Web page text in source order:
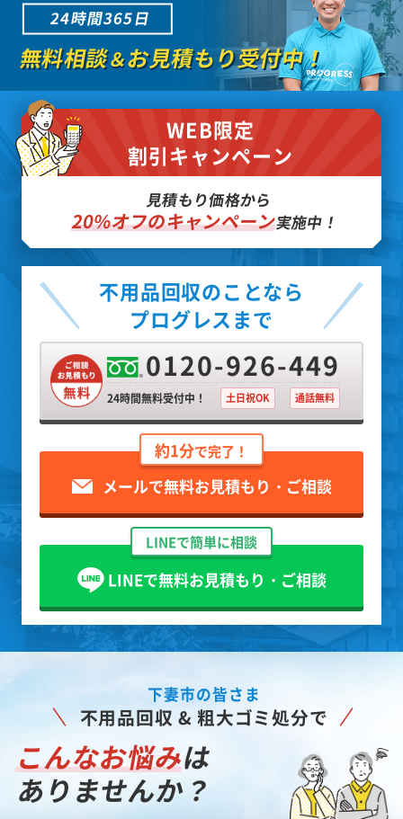
24時間365日
無料相談＆お見積もり受付中！
WEB限定
割引キャンペーン
見積もり価格から
20%オフのキャンペーン実施中！
不用品回収のことなら
プログレスまで
0120-926-449
24時間無料受付中！ 土日祝OK 通話無料
約1分で完了！
メールで無料お見積もり・ご相談
LINEで簡単に相談
LINEで無料お見積もり・ご相談
下妻市の皆さま
不用品回収 & 粗大ゴミ処分で
こんなお悩みは
ありませんか？